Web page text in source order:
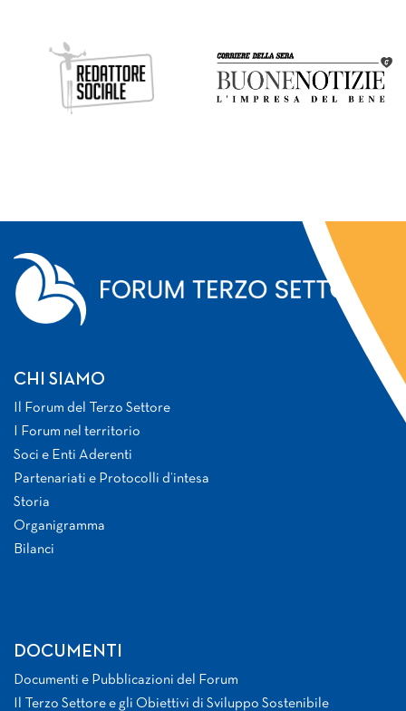
CHI SIAMO
Il Forum del Terzo Settore
I Forum nel territorio
Soci e Enti Aderenti
Partenariati e Protocolli d’intesa
Storia
Organigramma
Bilanci
DOCUMENTI
Documenti e Pubblicazioni del Forum
Il Terzo Settore e gli Obiettivi di Sviluppo Sostenibile